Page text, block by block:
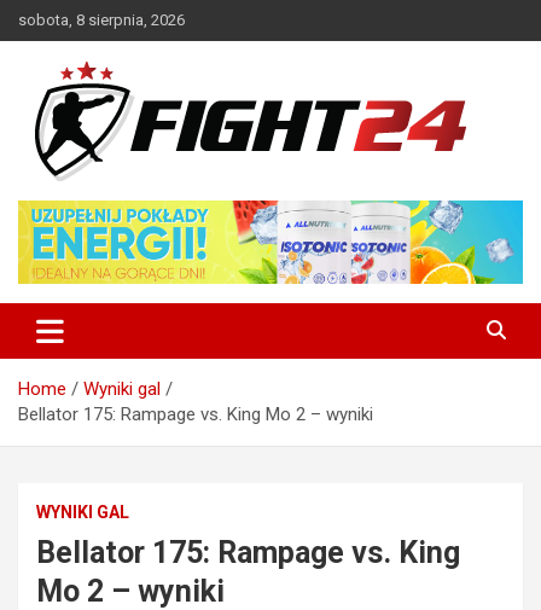
to
sobota, 8 sierpnia, 2026
FIGHT24.PL – MMA i K-1, UFC
Home
Wyniki gal
Bellator 175: Rampage vs. King Mo 2 – wyniki
WYNIKI GAL
Bellator 175: Rampage vs. King
Mo 2 – wyniki